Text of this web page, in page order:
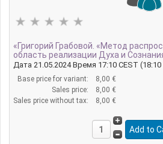
«Григорий Грабовой. «Метод
область реализации Духа и
Дата 21.05.2024 Время 17:10 СЕSТ
Base price for variant:
8,00 €
Sales price:
8,00 €
Sales price without tax:
8,00 €